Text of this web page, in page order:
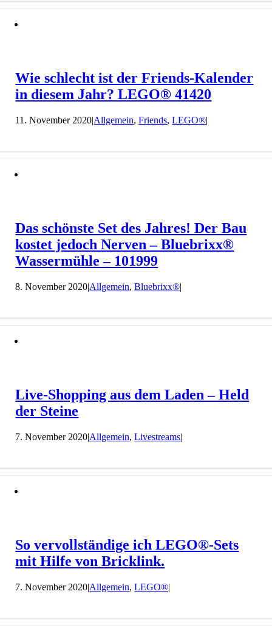
Wie schlecht ist der Friends-Kalender
in diesem Jahr? LEGO® 41420
11. November 2020|Allgemein,Friends,LEGO®|
Das schönste Set des Jahres! Der Bau
kostet jedoch Nerven – Bluebrixx®
Wassermühle – 101999
8. November 2020|Allgemein,Bluebrixx®|
Live-Shopping aus dem Laden – Held
der Steine
7. November 2020|Allgemein,Livestreams|
So vervollständige ich LEGO®-Sets
mit Hilfe von Bricklink.
7. November 2020|Allgemein,LEGO®|